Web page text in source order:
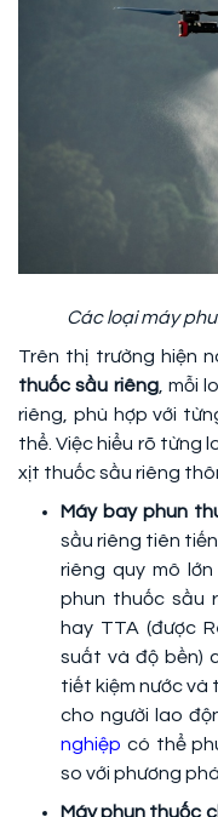
Các loại máy
Trên thị trường hiện
thuốc sầu riêng, mỗi
riêng, phù hợp với
thể. Việc hiểu rõ từng
xịt thuốc sầu riêng
Máy bay phun
sầu riêng tiên
riêng quy mô
phun thuốc sầu
hay TTA (được
suất và độ bền)
tiết kiệm nước và
cho người lao
nghiệp có thể
so với phương
Máy phun thuốc